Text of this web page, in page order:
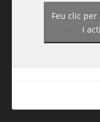
https://
Feu clic
i